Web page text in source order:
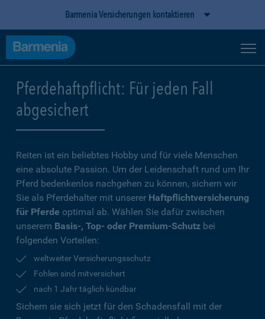
Barmenia Versicherungen kontaktieren
Pferdehaftpflicht: Für jeden Fall
abgesichert
Reiten ist ein beliebtes Hobby und für viele Menschen
eine absolute Passion. Um der Leidenschaft rund um Ihr
Pferd bedenkenlos nachgehen zu können, sichern wir
Sie als Pferdehalter mit unserer Haftpflichtversicherung
für Pferde optimal ab. Wählen Sie dafür zwischen
unserem Basis-, Top- oder Premium-Schutz bei
folgenden Vorteilen:
weltweiter Versicherungsschutz
Fohlen sind mitversichert
nach 1 Jahr täglich kündbar
Sichern sie sich jetzt für den Schadensfall mit der